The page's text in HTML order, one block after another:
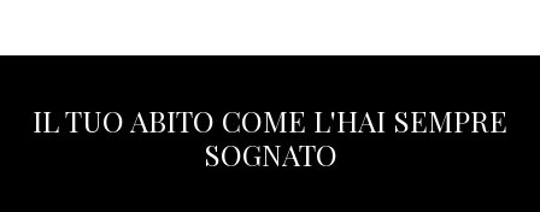
IL TUO ABITO COME L'HAI SEMPRE
SOGNATO